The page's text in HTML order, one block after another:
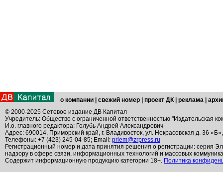
о компании свежий номер проект ДК реклама
© 2000-2025 Сетевое издание ДВ Капитал
Учредитель: Общество с ограниченной ответственностью "Издательская
И.о. главного редактора: Голубь Андрей Александрович
Адрес: 690014, Приморский край, г. Владивосток, ул. Некрасовская д. 36
Телефоны: +7 (423) 245-04-85; Email: priem@zrpress.ru
Регистрационный номер и дата принятия решения о регистрации: серия
надзору в сфере связи, информационных технологий и массовых
Содержит информационную продукцию категории 18+. Политика